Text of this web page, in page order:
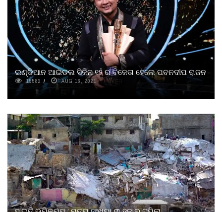
ଇଣ୍ଡିଆନ ଆଇଡଲ ସିଜିନ ୧୨ ର ବିଜେତା ହେଲେ ପବନଦୀପ ରାଜନ
15582 AUG 16, 2021